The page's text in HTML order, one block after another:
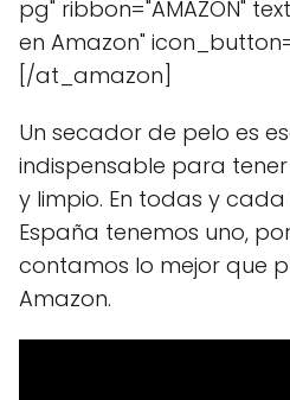
pg" ribbon="AMAZON"
en Amazon"
[/at_amazon]
Un secador de pelo es
indispensable para
y limpio. En todas y
España tenemos uno,
contamos lo mejor que
Amazon.